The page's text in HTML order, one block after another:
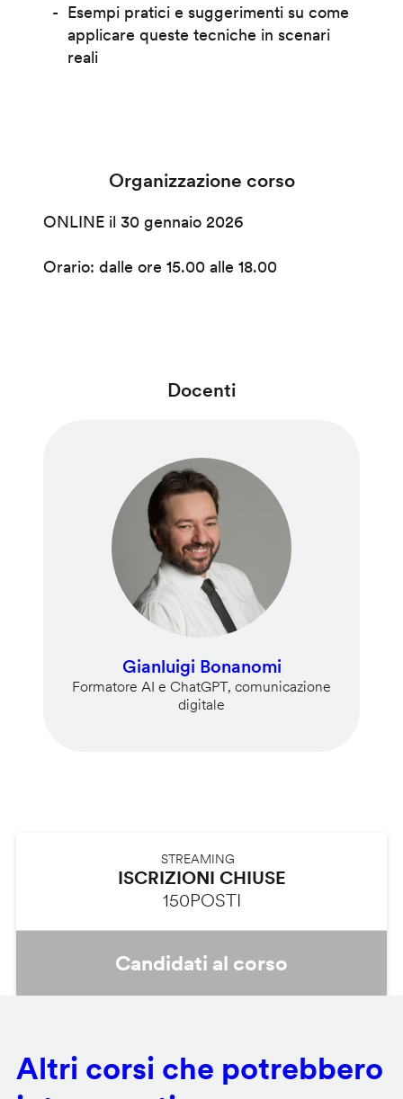
Esempi pratici e suggerimenti su come
applicare queste tecniche in scenari
reali
Organizzazione corso
ONLINE il 30 gennaio 2026
Orario: dalle ore 15.00 alle 18.00
Docenti
Gianluigi Bonanomi
Formatore AI e ChatGPT, comunicazione
digitale
STREAMING
ISCRIZIONI CHIUSE
POSTI
150
Candidati al corso
Altri corsi che potrebbero